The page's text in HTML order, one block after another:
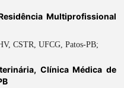
Multiprofissional
CSTR, UFCG, Patos-PB;
Clínica Médica de